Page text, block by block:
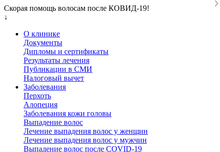
Скорая помощь волосам после КОВИД-19!
↓
О клинике
Документы
Дипломы и сертификаты
Результаты лечения
Публикации в СМИ
Налоговый вычет
Заболевания
Перхоть
Алопеция
Заболевания кожи головы
Выпадение волос
Лечение выпадения волос у женщин
Лечение выпадения волос у мужчин
Выпадение волос после COVID-19